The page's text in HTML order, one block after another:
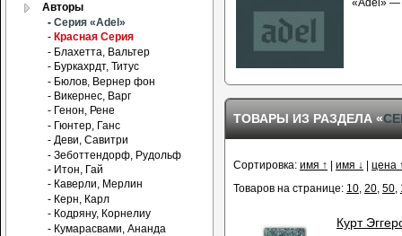
«Adel» —
ТОВАРЫ ИЗ РАЗДЕЛА «
Сортировка: имя ↑ имя ↓
цена
Товаров на странице: 10, 20, 50,
Курт
Авторы
-Серия «Adel»
- Красная Серия
- Блахетта, Вальтер
- Буркахрдт, Титус
- Бюлов, Вернер фон
- Викернес, Варг
- Генон, Рене
- Гюнтер, Ганс
- Деви, Савитри
- Зеботтендорф, Рудольф
- Итон, Гай
- Каверли, Мерлин
- Керн, Карл
- Кодряну, Корнелиу
- Кумарасвами, Ананда